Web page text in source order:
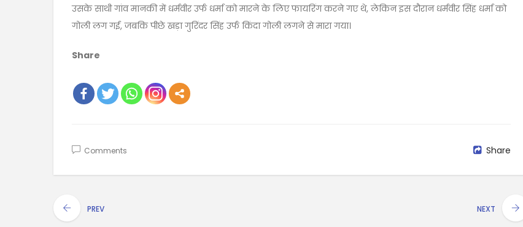
उसके साथी गांव मानकी में धर्मवीर उर्फ ​​धर्मा को मारने के लिए फायरिंग करने गए थे, लेकिन इस दौरान धर्मवीर सिंह धर्मा को
गोली लग गई, जबकि पीछे खड़ा गुरिंदर सिंह उर्फ ​​किंदा गोली लगने से मारा गया।
Share
Comments Share
PREV NEXT